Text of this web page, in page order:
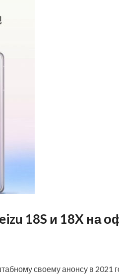
18S и 18X на
своему анонсу в 2021